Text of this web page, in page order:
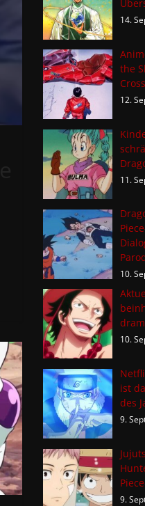
14.
the
12.
11.
10.
10.
ist
des
9.
9.